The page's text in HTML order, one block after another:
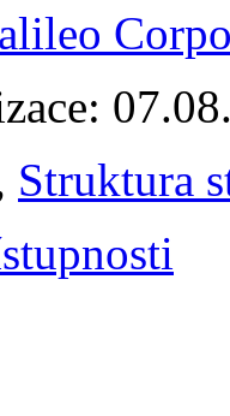
Struktura